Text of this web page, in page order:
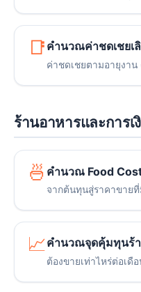
📑 คำนวณค่าชดเชยเ
ค่าชดเชยตามอายุงา
ร้านอาหารและการเ
🍜 คำนวณ Food
จากต้นทุนสู่ราคาขายที่
📈คำนวณจุดคุ้มทุนร้
ต้องขายเท่าไหร่ต่อเดื